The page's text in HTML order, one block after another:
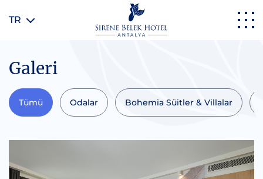
TR
Galeri
Tümü Odalar Bohemia Süitler & Villalar